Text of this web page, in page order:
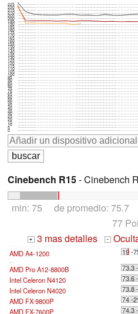
05
10
15
20
25
30
35
40
45
50
55
60
65
70
75
80
85
90
95
100
105
110
115
120
125
130
135
140
145
150
155
160
165
170
175
180
185
190
195
200
205
210
215
220
225
Cinebench R15- Cinebench
min: 75 de promedio: 75.7
77
+ 3 mas detalles -
AMD A4-1200 19 -
...
AMD Pro A12-8800B
73.3
Intel Celeron N4120
73.6
Intel Celeron N4020
73.8
AMD FX-9800P
74 -
AMD FX-7600P
74.3